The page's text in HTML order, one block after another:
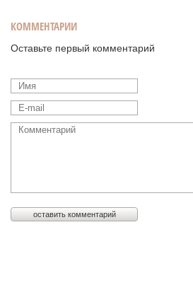
КОММЕНТАРИИ
Оставьте первый комментарий